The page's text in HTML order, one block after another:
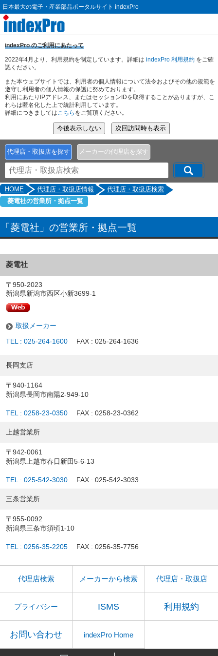
日本最大の電子・産業部品ポータルサイト indexPro
indexPro のご利用にあたって
2022年4月より、利用規約を制定しています。詳細は indexPro 利用規約 をご確
認ください。
また本ウェブサイトでは、利用者の個人情報について法令およびその他の規範を
遵守し利用者の個人情報の保護に努めております。
利用にあたりIPアドレス、またはセッションIDを取得することがありますが、こ
れらは匿名化した上で統計利用しています。
詳細につきましてはこちら をご覧頂ください。
代理店・取扱店を探す メーカーの代理店を探す
HOME 代理店・取扱店情報
代理店・取扱店検索
菱電社の営業所・拠点一覧
「菱電社」の営業所・拠点一覧
菱電社
〒950-2023
新潟県新潟市西区小新3699-1
取扱メーカー
TEL : 025-264-1600 FAX : 025-264-1636
長岡支店
〒940-1164
新潟県長岡市南陽2-949-10
TEL : 0258-23-0350 FAX : 0258-23-0362
上越営業所
〒942-0061
新潟県上越市春日新田5-6-13
TEL : 025-542-3030 FAX : 025-542-3033
三条営業所
〒955-0092
新潟県三条市須頃1-10
TEL : 0256-35-2205 FAX : 0256-35-7756
代理店検索 メーカーから検索 代理店・取扱店
プライバシー ISMS 利用規約
お問い合わせ indexPro Home